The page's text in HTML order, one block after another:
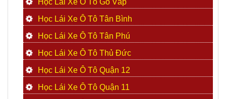
Học Lái Xe Ô Tô Tân Bình
Học Lái Xe Ô Tô Tân Phú
Học Lái Xe Ô Tô Thủ Đức
Học Lái Xe Ô Tô Quận 12
Học Lái Xe Ô Tô Quận 11